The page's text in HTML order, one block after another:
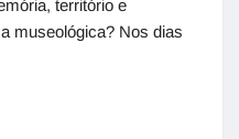
território e
museológica? Nos dias